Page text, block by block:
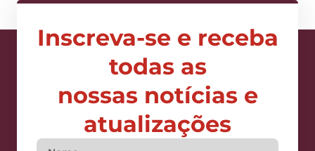
Inscreva-se e receba
todas as
nossas notícias e
atualizações